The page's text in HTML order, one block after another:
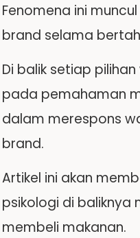
Fenomena ini
brand selama
Di balik setiap
pada pemahaman
dalam merespons
brand.
Artikel ini akan
psikologi di baliknya
membeli makanan.